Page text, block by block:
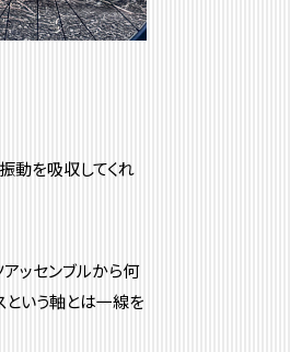
動を吸収してくれ
ッセンブルから何
という軸とは一線を